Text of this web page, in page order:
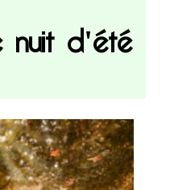
nuit d'été